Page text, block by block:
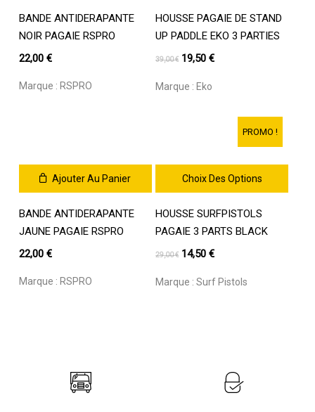
BANDE ANTIDERAPANTE
NOIR PAGAIE RSPRO
22,00 €
Marque : RSPRO
HOUSSE PAGAIE DE STAND
UP PADDLE EKO 3 PARTIES
39,00€ Le
initial
19,50€Le
19,50 €.
Marque : Eko
Ajouter Au Panier
BANDE ANTIDERAPANTE
JAUNE PAGAIE RSPRO
22,00 €
Marque : RSPRO
PROMO !
Choix Des Options
produit
a
plusieurs
variations.
Les
HOUSSE SURFPISTOLS
PAGAIE 3 PARTS BLACK
29,00€ Le
initial
14,50€Le
actuel
Marque :Surf Pistols